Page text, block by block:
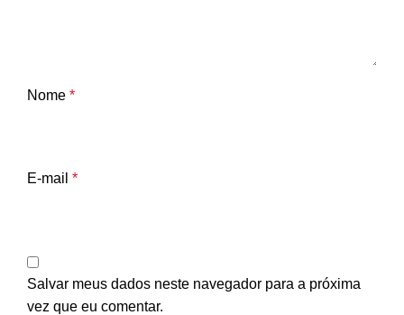
Nome *
E-mail *
Salvar meus dados neste navegador para a próxima
vez que eu comentar.